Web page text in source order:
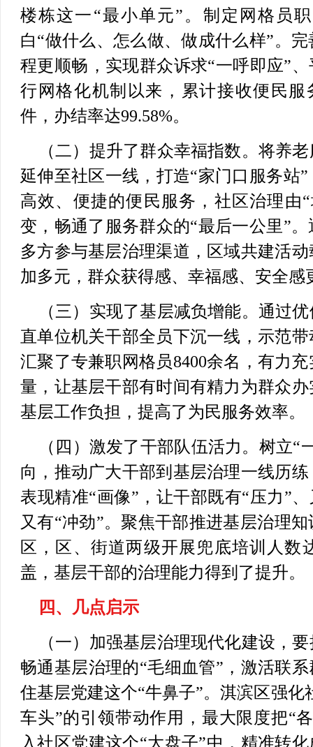
楼栋这一“最小单元”。制定网格员
白“做什么、怎么做、做成什么样”。
程更顺畅，实现群众诉求“一呼即应”
行网格化机制以来，累计接收便民
件，办结率达99.58%。
（二）提升了群众幸福指数。 将养
延伸至社区一线，打造“家门口服务站
高效、便捷的便民服务，社区治理由
变，畅通了服务群众的“最后一公里”
多方参与基层治理渠道，区域共建活
加多元，群众获得感、幸福感、安全感
（三）实现了基层减负增能。 通过
直单位机关干部全员下沉一线，示范
汇聚了专兼职网格员8400余名，有力
量，让基层干部有时间有精力为群众
基层工作负担，提高了为民服务效率。
（四）激发了干部队伍活力。 树立“
向，推动广大干部到基层治理一线历
表现精准“画像”，让干部既有“压力”
又有“冲劲”。聚焦干部推进基层治理
区，区、街道两级开展兜底培训人数
盖，基层干部的治理能力得到了提升。
四、几点启示
（一）加强基层治理现代化建设，
畅通基层治理的“毛细血管”，激活联
住基层党建这个“牛鼻子”。淇滨区强化
车头”的引领带动作用，最大限度把“
入社区党建这个“大盘子”中，精准转